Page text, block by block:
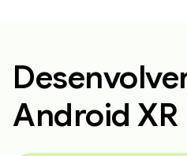
Android XR